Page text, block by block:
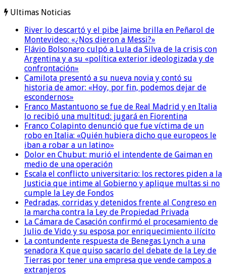
Ultimas Noticias
River lo descartó y el pibe Jaime brilla en Peñarol de
Montevideo: «¿Nos dieron a Messi?»
Flávio Bolsonaro culpó a Lula da Silva de la crisis con
Argentina y a su «política exterior ideologizada y de
confrontación»
Camilota presentó a su nueva novia y contó su
historia de amor: «Hoy, por fin, podemos dejar de
escondernos»
Franco Mastantuono se fue de Real Madrid y en Italia
lo recibió una multitud: jugará en Fiorentina
Franco Colapinto denunció que fue víctima de un
robo en Italia: «Quién hubiera dicho que europeos le
iban a robar a un latino»
Dolor en Chubut: murió el intendente de Gaiman en
medio de una operación
Escala el conflicto universitario: los rectores piden a la
Justicia que intime al Gobierno y aplique multas si no
cumple la Ley de Fondos
Pedradas, corridas y detenidos frente al Congreso en
la marcha contra la Ley de Propiedad Privada
La Cámara de Casación confirmó el procesamiento de
Julio de Vido y su esposa por enriquecimiento ilícito
La contundente respuesta de Benegas Lynch a una
senadora K que quiso sacarlo del debate de la Ley de
Tierras por tener una empresa que vende campos a
extranjeros